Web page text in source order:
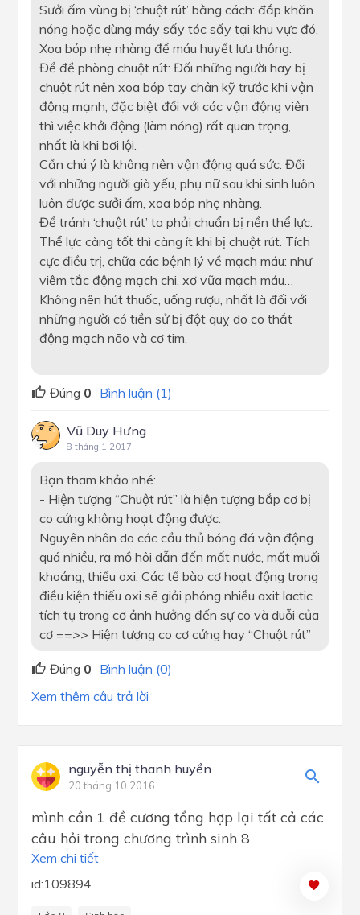
Sưởi ấm vùng bị ‘chuột rút’ bằng cách: đắp khăn
nóng hoặc dùng máy sấy tóc sấy tại khu vực đó.
Xoa bóp nhẹ nhàng để máu huyết lưu thông.
Để đề phòng chuột rút: Đối những người hay bị
chuột rút nên xoa bóp tay chân kỹ trước khi vận
động mạnh, đặc biệt đối với các vận động viên
thì việc khởi động (làm nóng) rất quan trọng,
nhất là khi bơi lội.
Cần chú ý là không nên vận động quá sức. Đối
với những người già yếu, phụ nữ sau khi sinh luôn
luôn được sưởi ấm, xoa bóp nhẹ nhàng.
Để tránh ‘chuột rút’ ta phải chuẩn bị nền thể lực.
Thể lực càng tốt thì càng ít khi bị chuột rút. Tích
cực điều trị, chữa các bệnh lý về mạch máu: như
viêm tắc động mạch chi, xơ vữa mạch máu…
Không nên hút thuốc, uống rượu, nhất là đối với
những người có tiền sử bị đột quỵ do co thắt
động mạch não và cơ tim.
Đúng 0 Bình luận (1)
Vũ Duy Hưng
8 tháng 1 2017
Bạn tham khảo nhé:
- Hiện tượng “Chuột rút” là hiện tượng bắp cơ bị
co cứng không hoạt động được.
Nguyên nhân do các cầu thủ bóng đá vận động
quá nhiều, ra mồ hôi dẫn đến mất nước, mất muối
khoáng, thiếu oxi. Các tế bào cơ hoạt động trong
điều kiện thiếu oxi sẽ giải phóng nhiều axit lactic
tích tụ trong cơ ảnh hưởng đến sự co và duỗi của
cơ ==>> Hiện tượng co cơ cứng hay “Chuột rút”
Đúng 0 Bình luận (0)
Xem thêm câu trả lời
nguyễn thị thanh huyền
20 tháng 10 2016
mình cần 1 đề cương tổng hợp lại tất cả các
câu hỏi trong chương trình sinh 8
Xem chi tiết
id:109894